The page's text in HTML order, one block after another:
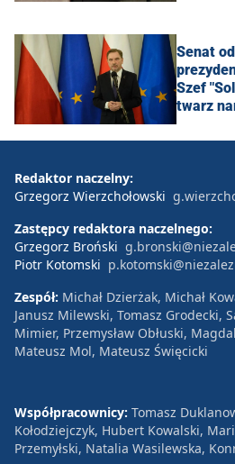
Senat
Szef
twarz
Redaktor naczelny:
Grzegorz Wierzchołowski
Zastępcy redaktora naczelnego:
Grzegorz Broński
Piotr Kotomski
Zespół: Michał Dzierżak, Michał
Janusz Milewski, Tomasz Grodecki,
Mimier, Przemysław Obłuski,
Mateusz Mol, Mateusz Święcicki
Współpracownicy: Tomasz
Kołodziejczyk, Hubert Kowalski,
Przemyłski, Natalia Wasilewska,